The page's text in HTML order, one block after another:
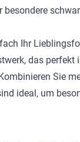
Ihr
das perfekt
Sie
ideal, um